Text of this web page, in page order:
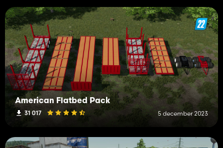
American Flatbed Pack
31 017 5 december 2023